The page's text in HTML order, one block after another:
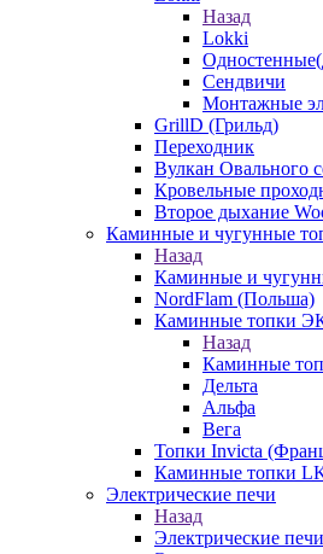
Назад
Lokki
Сендвичи
Монтажные
GrillD (Грильд)
Переходник
Вулкан Овального
Кровельные
Второе дыхание
Каминные и чугунные
Назад
Каминные и
NordFlam (Польша)
Каминные топки
Назад
Каминные
Дельта
Альфа
Вега
Топки Invicta
Каминные топки
Электрические печи
Назад
Электрические печи